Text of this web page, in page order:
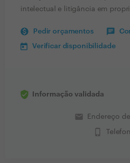
intelectual e litigância em
Pedir orçamentos
Verificar disponibilidade
Informação validada
email Endereço
phone_iphone